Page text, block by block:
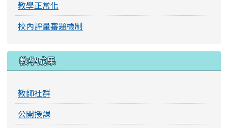
教學正常化
校內評量審題機制
教學成果
教師社群
公開授課